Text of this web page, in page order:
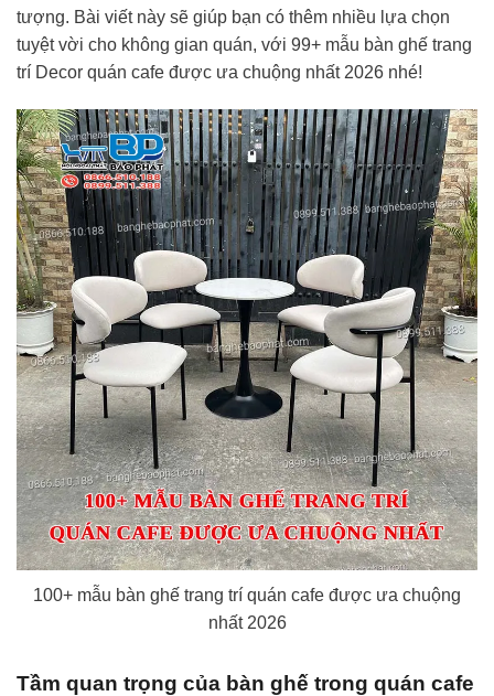
tượng. Bài viết này sẽ giúp bạn có thêm nhiều lựa chọn
tuyệt vời cho không gian quán, với 99+ mẫu bàn ghế trang
trí Decor quán cafe được ưa chuộng nhất 2026 nhé!
100+ mẫu bàn ghế trang trí quán cafe được ưa chuộng
nhất 2026
Tầm quan trọng của bàn ghế trong quán cafe